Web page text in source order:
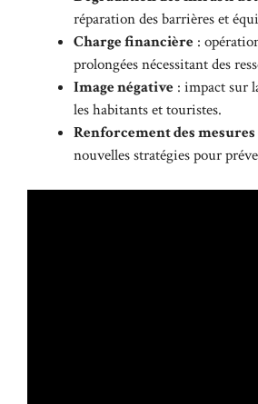
réparation des barrières et
Charge financière :
prolongées nécessitant des
Image négative : impact sur
les habitants et touristes.
Renforcement des mesures
nouvelles stratégies pour